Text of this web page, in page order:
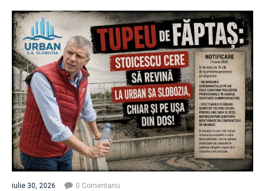
iulie 30, 2026 0 Comentariu